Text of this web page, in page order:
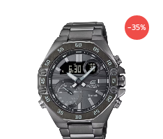
-35%
Original
price
was:
8,400 ฿.
Current
price